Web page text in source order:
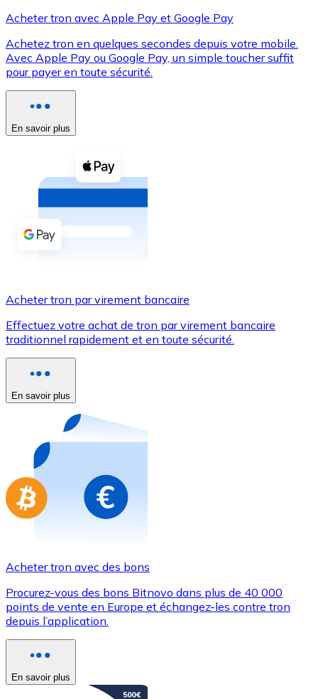
XRP
XRP
Voir toutes
Coupons crypto
Achetez des cryptomonnaies en espèces et d'autres
Acheter avec espèces
Virement SEPA
Utilisez les cartes Visa et Mastercard pour acheter
Acheter avec carte
Nouveau
Achetez des cartes-cadeaux de vos marques
Aller à la boutique de cartes-cadeaux
Acheter tron avec Apple Pay et Google Pay
Achetez tron en quelques secondes depuis votre mobile.
Avec Apple Pay ou Google Pay, un simple toucher suffit
pour payer en toute sécurité.
En savoir plus
Acheter tron par virement bancaire
Effectuez votre achat de tron par virement bancaire
traditionnel rapidement et en toute sécurité.
En savoir plus
Acheter tron avec des bons
Procurez-vous des bons Bitnovo dans plus de 40 000
points de vente en Europe et échangez-les contre tron
depuis l’application.
En savoir plus